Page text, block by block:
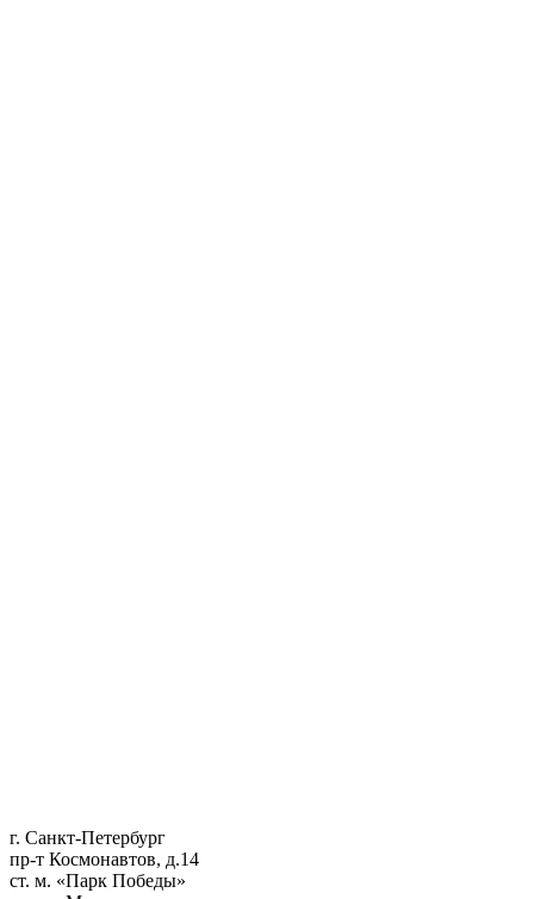
г. Санкт-Петербург
пр-т Космонавтов, д.14
ст. м. «Парк Победы»